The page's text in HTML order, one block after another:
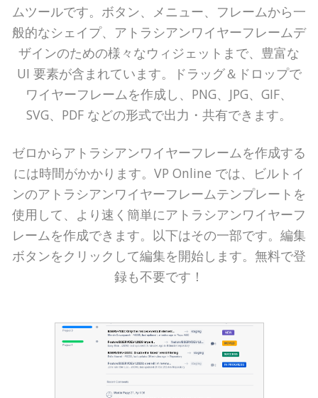
ムツールです。ボタン、メニュー、フレームから一
般的なシェイプ、アトラシアンワイヤーフレームデ
ザインのための様々なウィジェットまで、豊富な
UI 要素が含まれています。ドラッグ＆ドロップで
ワイヤーフレームを作成し、PNG、JPG、GIF、
SVG、PDF などの形式で出力・共有できます。
ゼロからアトラシアンワイヤーフレームを作成する
には時間がかかります。VP Online では、ビルトイ
ンのアトラシアンワイヤーフレームテンプレートを
使用して、より速く簡単にアトラシアンワイヤーフ
レームを作成できます。以下はその一部です。編集
ボタンをクリックして編集を開始します。無料で登
録も不要です！